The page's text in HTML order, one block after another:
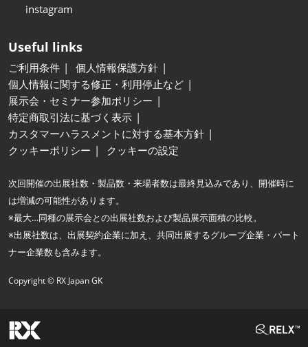
instagram
Useful links
ご利用条件
個人情報保護方針
個人情報に関する修正・利用停止など
展示会・セミナー参加ポリシー
特定商取引法に基づく表示
カスタマーハラスメントに対する基本方針
クッキーポリシー
クッキーの設定
次回開催の出展社数・製品数・来場者数は最終見込みであり、開催時に
は増減の可能性があります。
※最大…同種の展示会との出展社数および製品展示面積の比較。
※出展社数は、出展契約企業に加え、共同出展するグループ企業・パート
ナー企業数も含みます。
Copyright © RX Japan GK